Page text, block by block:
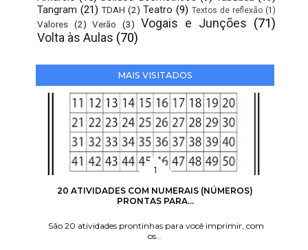
Tangram (21) TDAH (2) Teatro (9) Textos de reflexão (1)
Valores (2) Verão (3) Vogais e Junções (71)
Volta às Aulas (70)
MAIS VISITADOS
20 ATIVIDADES COM NUMERAIS (NÚMEROS)
PRONTAS PARA...
São 20 atividades prontinhas para você imprimir, com
os...